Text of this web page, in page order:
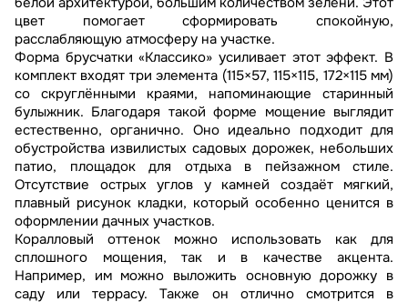
цвет помогает сформировать спокойную,
расслабляющую атмосферу на участке.
Форма брусчатки «Классико» усиливает этот эффект. В
комплект входят три элемента (115×57, 115×115, 172×115 мм)
со скруглёнными краями, напоминающие старинный
булыжник. Благодаря такой форме мощение выглядит
естественно, органично. Оно идеально подходит для
обустройства извилистых садовых дорожек, небольших
патио, площадок для отдыха в пейзажном стиле.
Отсутствие острых углов у камней создаёт мягкий,
плавный рисунок кладки, который особенно ценится в
оформлении дачных участков.
Коралловый оттенок можно использовать как для
сплошного мощения, так и в качестве акцента.
Например, им можно выложить основную дорожку в
саду или террасу. Также он отлично смотрится в